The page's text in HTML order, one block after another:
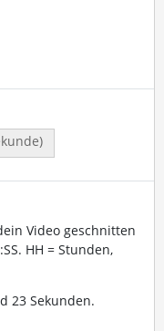
Video geschnitten
HH = Stunden,
23 Sekunden.